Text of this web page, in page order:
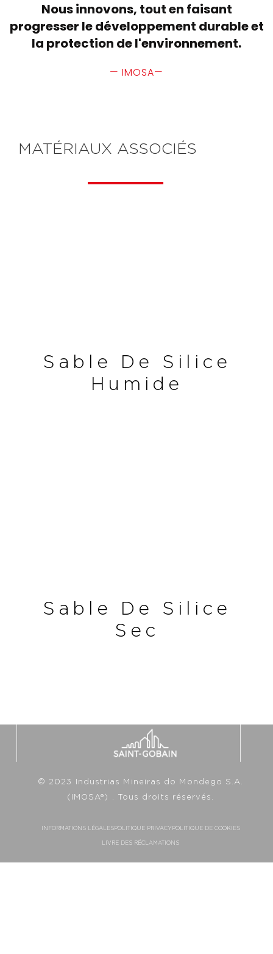
Nous innovons, tout en faisant
progresser le développement durable et
la protection de l'environnement.
— IMOSA—
MATÉRIAUX ASSOCIÉS
Sable De Silice
Humide
Sable De Silice
Sec
© 2023 Industrias Mineiras do Mondego S.A.
(IMOSA®) . Tous droits réservés.
INFORMATIONS LÉGALESPOLITIQUE PRIVACY POLITIQUE DE COOKIES
LIVRE DES RÉCLAMATIONS